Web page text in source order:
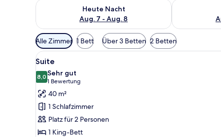
Heute Nacht
Aug. 7 - Aug. 8
Überprüfe die Verfügbarkeit für heute Nacht, Aug. 7
Überprüfe
Verfügbare
Filter
für
Zimmer
Alle Zimmer 1 Bett Über 3 Betten 2 Betten
Alle
Fotos
für
Suite
anzeigen
Ein modernes Wohnzimmer
7
Suite
8,08,0 von 10
Sehr gut
1 Bewertung
(1
Bewertung)
40 m²
1 Schlafzimmer
Platz für 2 Personen
1 King-Bett